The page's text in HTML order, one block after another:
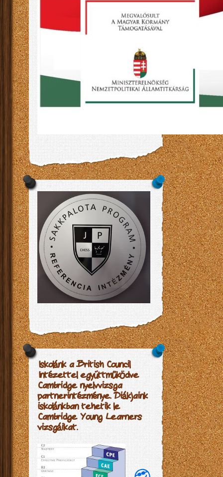
Iskolánk a British Council
Intézettel együttműködve
Cambridge nyelvvizsga
partnerintézménye. Diákjaink
iskolánkban tehetik le
Cambridge Young Learners
vizsgáikat.